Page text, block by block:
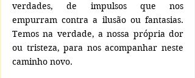
verdades, de impulsos que nos
empurram contra a ilusão ou fantasias.
Temos na verdade, a nossa própria dor
ou tristeza, para nos acompanhar neste
caminho novo.